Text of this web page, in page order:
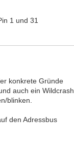
1 und 31
konkrete Gründe
auch ein Wildcrash
blinken.
den Adressbus